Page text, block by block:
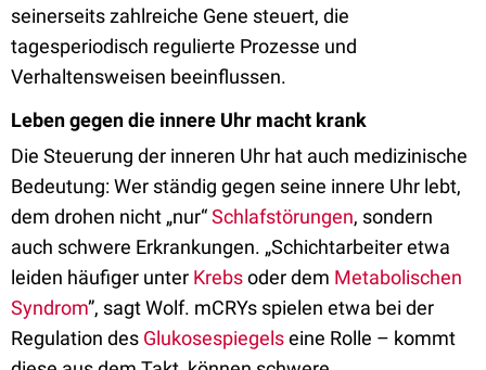
seinerseits zahlreiche Gene steuert, die
tagesperiodisch regulierte Prozesse und
Verhaltensweisen beeinflussen.
Leben gegen die innere Uhr macht krank
Die Steuerung der inneren Uhr hat auch medizinische
Bedeutung: Wer ständig gegen seine innere Uhr lebt,
dem drohen nicht „nur“Schlafstörungen, sondern
auch schwere Erkrankungen. „Schichtarbeiter etwa
leiden häufiger unter Krebsoder dem Metabolischen
Syndrom”, sagt Wolf. mCRYs spielen etwa bei der
Regulation des Glukosespiegelseine Rolle – kommt